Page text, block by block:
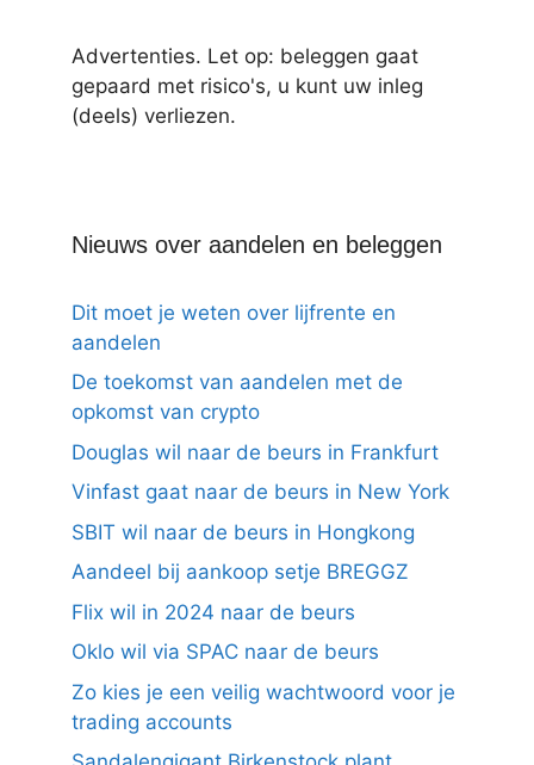
Advertenties. Let op: beleggen gaat
gepaard met risico's, u kunt uw inleg
(deels) verliezen.
Nieuws over aandelen en beleggen
Dit moet je weten over lijfrente en
aandelen
De toekomst van aandelen met de
opkomst van crypto
Douglas wil naar de beurs in Frankfurt
Vinfast gaat naar de beurs in New York
SBIT wil naar de beurs in Hongkong
Aandeel bij aankoop setje BREGGZ
Flix wil in 2024 naar de beurs
Oklo wil via SPAC naar de beurs
Zo kies je een veilig wachtwoord voor je
trading accounts